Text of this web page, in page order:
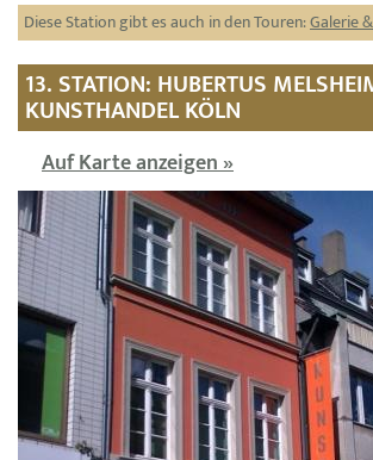
Diese Station gibt es auch in den Touren:Galerie
13. STATION: HUBERTUS
KUNSTHANDEL KÖLN
Auf Karte anzeigen »